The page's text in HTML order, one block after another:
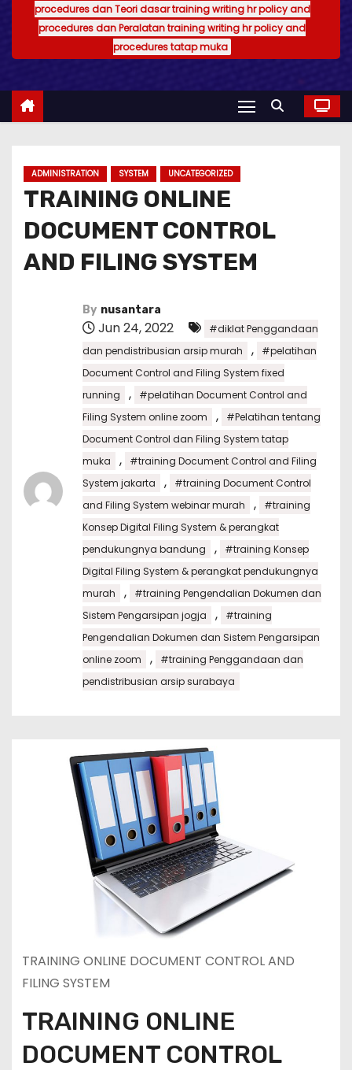
procedures dan Teori dasar training writing hr policy and
procedures dan Peralatan training writing hr policy and
procedures tatap muka
ADMINISTRATION SYSTEM UNCATEGORIZED
TRAINING ONLINE
DOCUMENT CONTROL
AND FILING SYSTEM
By nusantara
Jun 24, 2022
#diklat Penggandaan
dan pendistribusian arsip murah
,
#pelatihan
Document Control and Filing System fixed
running
,
#pelatihan Document Control and
Filing System online zoom
,
#Pelatihan tentang
Document Control dan Filing System tatap
muka
,
#training Document Control and Filing
System jakarta
,
#training Document Control
and Filing System webinar murah
,
#training
Konsep Digital Filing System & perangkat
pendukungnya bandung
,
#training Konsep
Digital Filing System & perangkat pendukungnya
murah
,
#training Pengendalian Dokumen dan
Sistem Pengarsipan jogja
,
#training
Pengendalian Dokumen dan Sistem Pengarsipan
online zoom
,
#training Penggandaan dan
pendistribusian arsip surabaya
TRAINING ONLINE DOCUMENT CONTROL AND
FILING SYSTEM
TRAINING ONLINE
DOCUMENT CONTROL